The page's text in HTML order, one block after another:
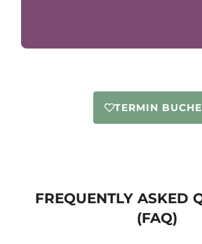
TERMIN
FREQUENTLY ASKED
(FAQ)